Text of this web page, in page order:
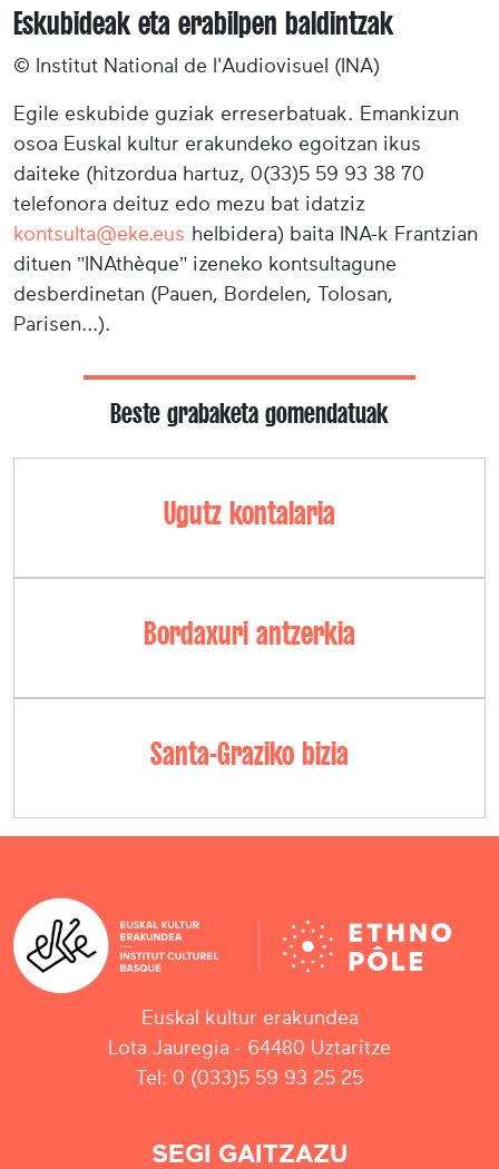
Eskubideak eta erabilpen baldintzak
© Institut National de l'Audiovisuel (INA)
Egile eskubide guziak erreserbatuak. Emankizun
osoa Euskal kultur erakundeko egoitzan ikus
daiteke (hitzordua hartuz, 0(33)5 59 93 38 70
telefonora deituz edo mezu bat idatziz
kontsulta@eke.eus helbidera) baita INA-k Frantzian
dituen "INAthèque" izeneko kontsultagune
desberdinetan (Pauen, Bordelen, Tolosan,
Parisen...).
Beste grabaketa gomendatuak
Ugutz kontalaria
Bordaxuri antzerkia
Santa-Graziko bizia
Euskal kultur erakundea
Lota Jauregia - 64480 Uztaritze
Tel: 0 (033)5 59 93 25 25
SEGI GAITZAZU